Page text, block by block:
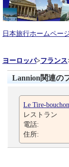
日本旅行ホームペー
ヨーロッパ>フランス
Lannion関連の
Le Tire-bouchon
レストラン
電話:
住所: